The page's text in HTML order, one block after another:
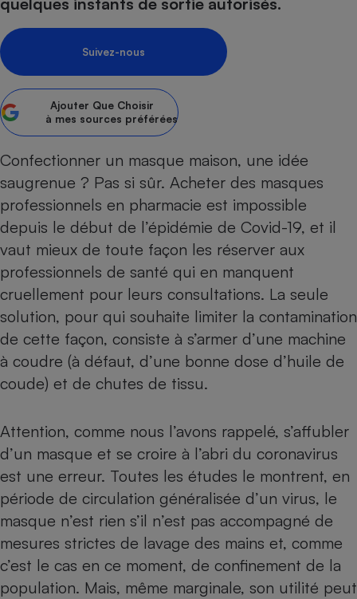
Suivez-nous
Ajouter Que Choisir
à mes sources préférées
Confectionner un masque maison, une idée
saugrenue ? Pas si sûr. Acheter des masques
professionnels en pharmacie est impossible
depuis le début de l’épidémie de Covid-19, et il
vaut mieux de toute façon les réserver aux
professionnels de santé qui en manquent
cruellement pour leurs consultations. La seule
solution, pour qui souhaite limiter la contamination
de cette façon, consiste à s’armer d’une machine
à coudre (à défaut, d’une bonne dose d’huile de
coude) et de chutes de tissu.
Attention, comme nous l’avons rappelé, s’affubler
d’un masque et se croire à l’abri du coronavirus
est une erreur. Toutes les études le montrent, en
période de circulation généralisée d’un virus, le
masque n’est rien s’il n’est pas accompagné de
mesures strictes de lavage des mains et, comme
c’est le cas en ce moment, de confinement de la
population. Mais, même marginale, son utilité peut
Sécurité - Hygiène
Supermarché - Drive
bouteille
Assurance
Banque - Crédit
Epargne - Fiscalité
Mutuelle
Assurance emprunteur
Banque
Circulation routière
Contrôle technique -
Pièce détachée
Comparateur auto
Comparatif climatiseur
Comparatif aspirateur
Comparatif aspirateur
Comparatif cafetière
Comparatif robot cuiseur
Comparatif centrale
Gros électroménager
Petit électroménager -
Lave-linge
Électricité - Gaz
Comparatif ordinateur
Comparatif ultrabook
Comparatif tablette
Image et son
Informatique
Internet
Téléphonie
Téléviseur
Crédit immobilier
Aménagement
Bricolage - Jardinage
Chauffage
Produit d'entretien
Sécurité domestique
Hygiène - Beauté
Maladie - Médecine -
Système de santé -
Mutuelle
Antimoustique
Maison de retraite
Retraite
Choisir son fioul
Choisir son pellet
Comparateur assurance emprunteur
Energie Moins Chère Ensemble
Tous les comparateurs
Toutes les cartes interactives
Speedtest - Testez le débit de votre
connexion Internet